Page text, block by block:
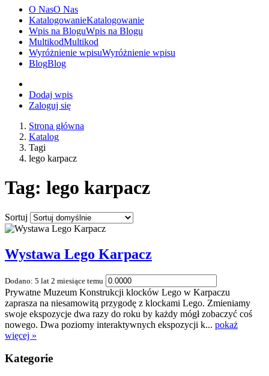
O NasO Nas
KatalogowanieKatalogowanie
Wpis na BloguWpis na Blogu
MultikodMultikod
Wyróżnienie wpisuWyróżnienie wpisu
BlogBlog
Dodaj wpis
Zaloguj się
Strona główna
Katalog
Tagi
lego karpacz
Tag: lego karpacz
Sortuj
Wystawa Lego Karpacz
Dodano: 5 lat 2 miesiące temu
Prywatne Muzeum Konstrukcji klocków Lego w Karpaczu
zaprasza na niesamowitą przygodę z klockami Lego. Zmieniamy
swoje ekspozycje dwa razy do roku by każdy mógł zobaczyć coś
nowego. Dwa poziomy interaktywnych ekspozycji k... pokaż
więcej »
Kategorie